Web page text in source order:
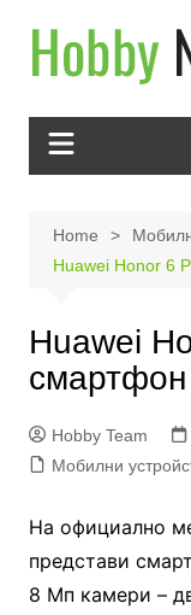
content
Home
Huawei Honor 6
Huawei
Hobby Team
Мобилни
На официално
представи
8 Мп камери –